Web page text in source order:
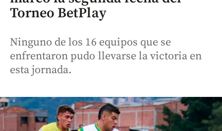
Torneo BetPlay
Ninguno de los 16 equipos que se
enfrentaron pudo llevarse la victoria en
esta jornada.